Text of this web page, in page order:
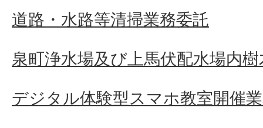
道路・水路等清掃業務委託
泉町浄水場及び上馬伏配水場内
デジタル体験型スマホ教室開催